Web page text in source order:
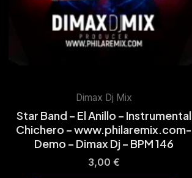
Dimax Dj Mix
Star Band – El Anillo – Instrumental
Chichero – www.philaremix.com-
Demo – Dimax Dj – BPM 146
3,00 €